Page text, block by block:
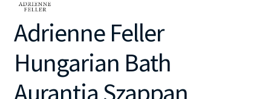
Adrienne Feller
Hungarian Bath
Aurantia Szappan